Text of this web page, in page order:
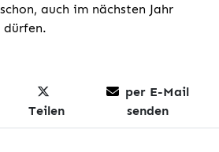
auch im nächsten Jahr
dürfen.
Teilen
per E-Mail
senden